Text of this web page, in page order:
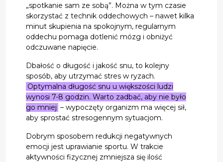
„spotkanie sam ze sobą”. Można w tym czasie
skorzystać z technik oddechowych – nawet kilka
minut skupienia na spokojnym, regularnym
oddechu pomaga dotlenić mózg i obniżyć
odczuwane napięcie.
Dbałość o długość i jakość snu, to kolejny
sposób, aby utrzymać stres w ryzach.
Optymalna długość snu u większości ludzi
wynosi 7-8 godzin. Warto zadbać, aby nie było
go mniej – wypoczęty organizm ma więcej sił,
aby sprostać stresogennym sytuacjom.
Dobrym sposobem redukcji negatywnych
emocji jest uprawianie sportu. W trakcie
aktywności fizycznej zmniejsza się ilość